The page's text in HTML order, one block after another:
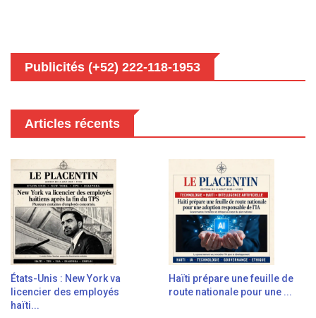
Publicités (+52) 222-118-1953
Articles récents
États-Unis : New York va
licencier des employés
haïti...
Haïti prépare une feuille de
route nationale pour une ...